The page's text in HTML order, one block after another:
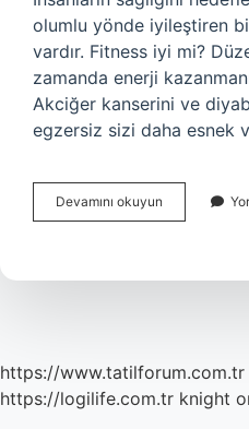
olumlu yönde iyileştiren
vardır. Fitness iyi mi?
zamanda enerji
Akciğer kanserini ve
egzersiz sizi daha esnek
Devamını okuyun
Mi
https://www.tatilforum.com.tr
https://logilife.com.tr knight